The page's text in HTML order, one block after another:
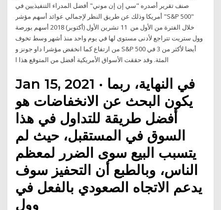
صنف تقرير أصدره "سي إن إن موني" أفضل المدراء التنفيذيين في
أمريكا وذلك عن طريق النظر لإجمالي عوائد أسهم مؤشر "S&P 500"
خلال الفترة من الأول من 11 تشرين الأول (أكتوبر) 2018 أسهم بورصة
وول ستريت تتراجع لأدنى مستوى لها في يوم واحد منذ أشهر وسط تخوف
من ارتفاع كما انخفض مؤشرا داو جونز و S&P 500 أيضا لأكثر من 3 في
المئة. وقد حققت الأسواق الأمريكية أفضل من المتوقع هذا ا
Jan 15, 2021 · في النهاية، ربما
يكون البحث عن الانخفاضات هو
أفضل طريقة للتداول في هذا
السوق في المستقبل، حيث لم
يتسبب البيع سوى الضرر لمعظم
الناس، وبالطبع أن التحفيز سوف
يدعم الاتجاه الصعودي بالفعل في
وول